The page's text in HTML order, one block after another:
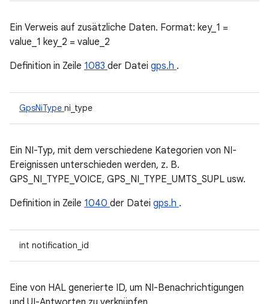
Ein Verweis auf zusätzliche Daten. Format: key_1 =
value_1 key_2 = value_2
Definition in Zeile 1083 der Datei gps.h .
GpsNiType ni_type
Ein NI-Typ, mit dem verschiedene Kategorien von NI-
Ereignissen unterschieden werden, z. B.
GPS_NI_TYPE_VOICE, GPS_NI_TYPE_UMTS_SUPL usw.
Definition in Zeile 1040 der Datei gps.h .
int notification_id
Eine von HAL generierte ID, um NI-Benachrichtigungen